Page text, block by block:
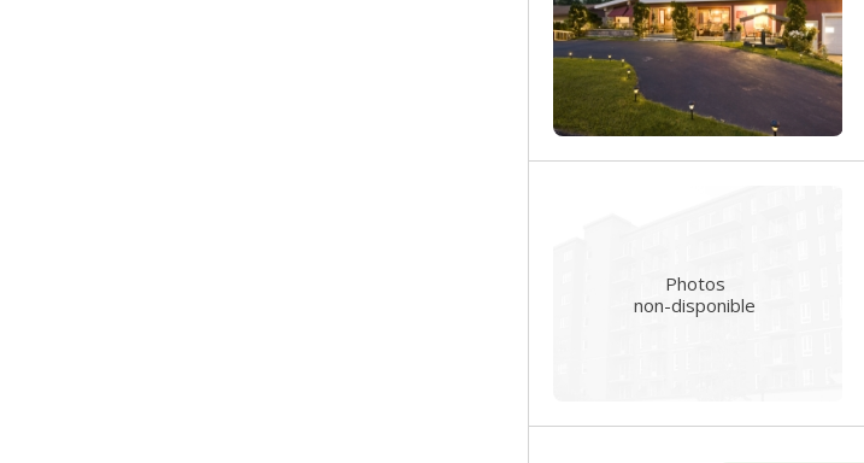
Photos
non-disponible